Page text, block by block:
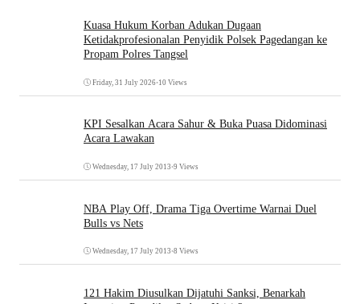
Kuasa Hukum Korban Adukan Dugaan
Ketidakprofesionalan Penyidik Polsek Pagedangan ke
Propam Polres Tangsel
Friday, 31 July 2026•10 Views
KPI Sesalkan Acara Sahur & Buka Puasa Didominasi
Acara Lawakan
Wednesday, 17 July 2013 •9 Views
NBA Play Off, Drama Tiga Overtime Warnai Duel
Bulls vs Nets
Wednesday, 17 July 2013 •8 Views
121 Hakim Diusulkan Dijatuhi Sanksi, Benarkah